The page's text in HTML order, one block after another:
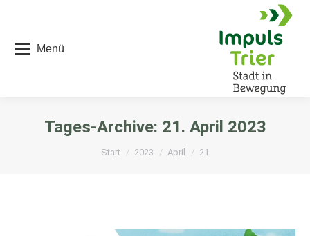
Menü
Tages-Archive: 21. April 2023
Sie befinden sich hier:
Start 2023 April 21